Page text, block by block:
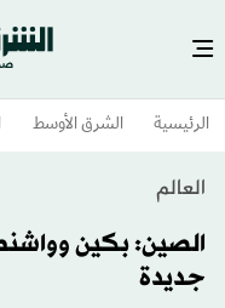
الرئيسية الشرق الأوسط​
العالم
الصين: بكين
جديدة